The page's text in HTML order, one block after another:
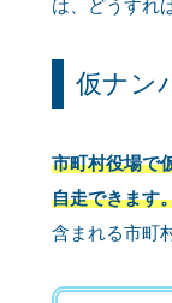
は、どうすれ
仮ナン
市町村役場で
自走できます
含まれる市町